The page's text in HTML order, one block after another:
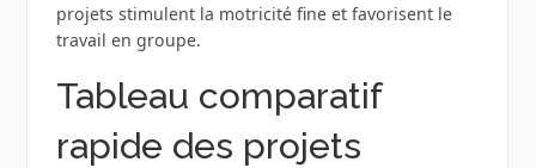
projets stimulent la motricité fine et favorisent le
travail en groupe.
Tableau comparatif
rapide des projets